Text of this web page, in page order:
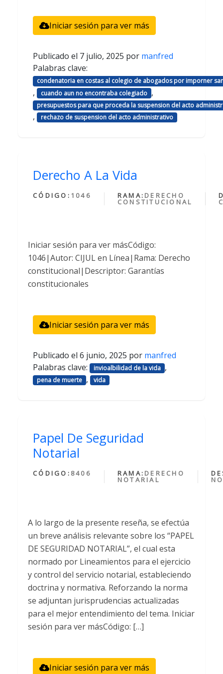
Iniciar sesión para ver más
Publicado el 7 julio, 2025 por manfred
Palabras clave:
condenatoria en costas al colegio de abogados por imporner
, cuando aun no encontraba colegiado ,
presupuestos para que proceda la suspension del acto
, rechazo de suspension del acto administrativo
Derecho A La Vida
CÓDIGO: 1046 RAMA: DERECHO
CONSTITUCIONAL
Iniciar sesión para ver másCódigo:
1046|Autor: CIJUL en Línea|Rama: Derecho
constitucional|Descriptor: Garantías
constitucionales
Iniciar sesión para ver más
Publicado el 6 junio, 2025 por manfred
Palabras clave:
invioalbilidad de la vida ,
pena de muerte , vida
Papel De Seguridad
Notarial
CÓDIGO: 8406 RAMA: DERECHO
NOTARIAL
A lo largo de la presente reseña, se efectúa
un breve análisis relevante sobre los “PAPEL
DE SEGURIDAD NOTARIAL”, el cual esta
normado por Lineamientos para el ejercicio
y control del servicio notarial, estableciendo
doctrina y normativa. Reforzando la norma
se adjuntan jurisprudencias actualizadas
para el mejor entendimiento del tema. Iniciar
sesión para ver másCódigo: […]
Iniciar sesión para ver más